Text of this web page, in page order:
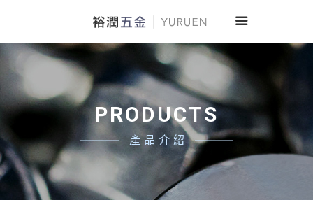
PRODUCTS
產品介紹